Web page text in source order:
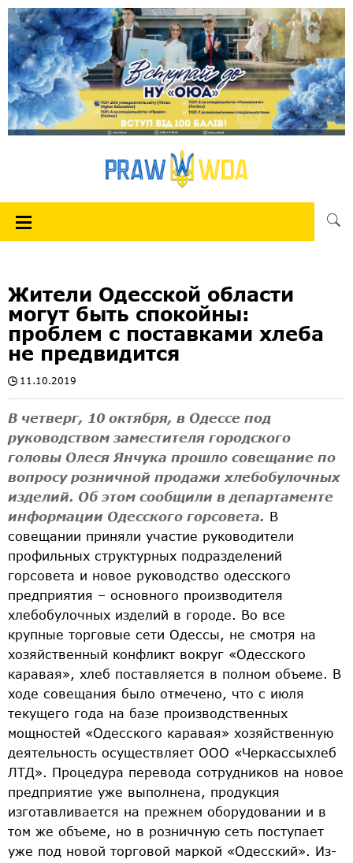
Жители Одесской области
могут быть спокойны:
проблем с поставками хлеба
не предвидится
11.10.2019
В четверг, 10 октября, в Одессе под
руководством заместителя городского
головы Олеся Янчука прошло совещание по
вопросу розничной продажи хлебобулочных
изделий. Об этом сообщили в департаменте
информации Одесского горсовета. В
совещании приняли участие руководители
профильных структурных подразделений
горсовета и новое руководство одесского
предприятия – основного производителя
хлебобулочных изделий в городе. Во все
крупные торговые сети Одессы, не смотря на
хозяйственный конфликт вокруг «Одесского
каравая», хлеб поставляется в полном объеме. В
ходе совещания было отмечено, что с июля
текущего года на базе производственных
мощностей «Одесского каравая» хозяйственную
деятельность осуществляет ООО «Черкассыхлеб
ЛТД». Процедура перевода сотрудников на новое
предприятие уже выполнена, продукция
изготавливается на прежнем оборудовании и в
том же объеме, но в розничную сеть поступает
уже под новой торговой маркой «Одесский». Из-